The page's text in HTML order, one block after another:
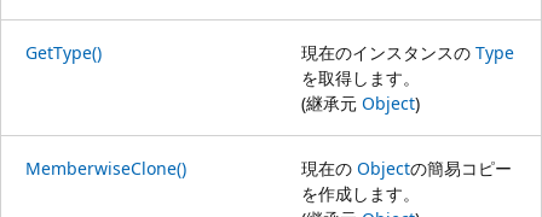
GetType() 現在のインスタンスの Type
を取得します。
(継承元 Object)
MemberwiseClone() 現在の Objectの簡易コピー
を作成します。